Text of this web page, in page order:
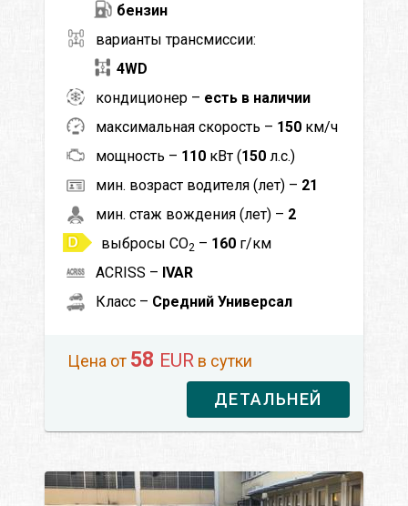
бензин
варианты трансмиссии:
4WD
кондиционер – есть в наличии
максимальная скорость – 150 км/ч
мощность – 110 кВт (150 л.с.)
мин. возраст водителя (лет) – 21
мин. стаж вождения (лет) – 2
выбросы CO2 – 160 г/км
ACRISS – IVAR
Класс – Средний Универсал
Цена от 58 EUR в сутки
ДЕТАЛЬНЕЙ